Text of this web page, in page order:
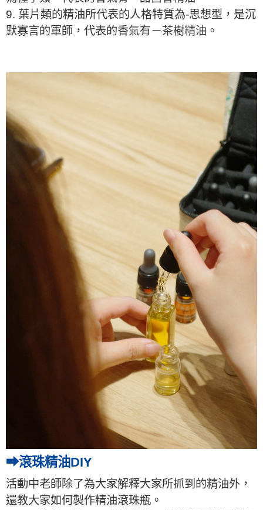
9. 葉片類的精油所代表的人格特質為-思想型，是沉
默寡言的軍師，代表的香氣有－茶樹精油。
➡滾珠精油DIY
活動中老師除了為大家解釋大家所抓到的精油外，
還教大家如何製作精油滾珠瓶。